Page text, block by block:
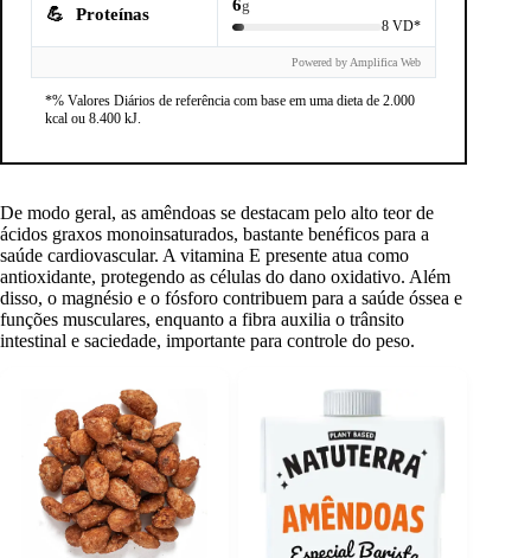
💪 Proteínas
g
8 VD*
Powered by Amplifica Web
*% Valores Diários de referência com base em uma dieta de 2.000
kcal ou 8.400 kJ.
De modo geral, as amêndoas se destacam pelo alto teor de
ácidos graxos monoinsaturados, bastante benéficos para a
saúde cardiovascular. A vitamina E presente atua como
antioxidante, protegendo as células do dano oxidativo. Além
disso, o magnésio e o fósforo contribuem para a saúde óssea e
funções musculares, enquanto a fibra auxilia o trânsito
intestinal e saciedade, importante para controle do peso.